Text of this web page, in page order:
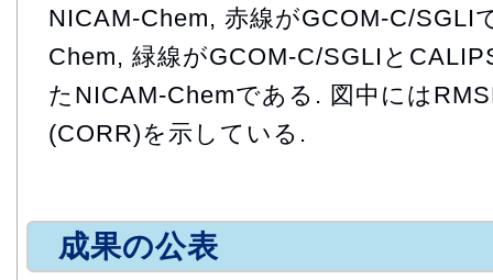
NICAM-Chem, 赤線がGCOM-C/SGLI
Chem, 緑線がGCOM-C/SGLIと
たNICAM-Chemである. 図中には
(CORR)を示している.
成果の公表